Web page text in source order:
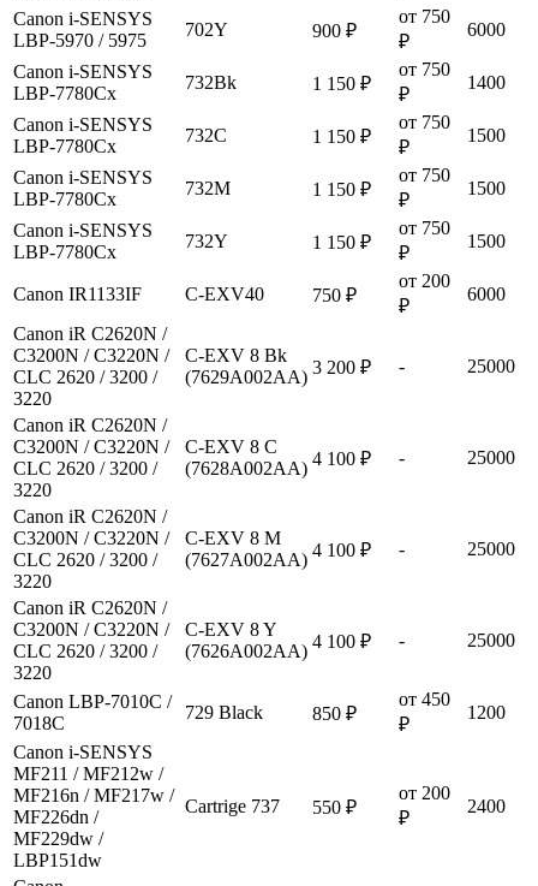
Canon i-SENSYS
LBP-5970 / 5975
702Y 900 ₽
от 750
₽
6000
Canon i-SENSYS
LBP-7780Cх
732Bk 1 150 ₽
от 750
₽
1400
Canon i-SENSYS
LBP-7780Cх
732C 1 150 ₽
от 750
₽
1500
Canon i-SENSYS
LBP-7780Cх
732M 1 150 ₽
от 750
₽
1500
Canon i-SENSYS
LBP-7780Cх
732Y 1 150 ₽
от 750
₽
1500
Canon IR1133IF C-EXV40 750 ₽
от 200
₽
6000
Canon iR C2620N /
C3200N / C3220N /
CLC 2620 / 3200 /
3220
C-EXV 8 Bk
(7629A002AA) 3 200 ₽ - 25000
Canon iR C2620N /
C3200N / C3220N /
CLC 2620 / 3200 /
3220
C-EXV 8 C
(7628A002AA) 4 100 ₽ - 25000
Canon iR C2620N /
C3200N / C3220N /
CLC 2620 / 3200 /
3220
C-EXV 8 M
(7627A002AA) 4 100 ₽ - 25000
Canon iR C2620N /
C3200N / C3220N /
CLC 2620 / 3200 /
3220
C-EXV 8 Y
(7626A002AA) 4 100 ₽ - 25000
Canon LBP-7010C /
7018C
729 Black 850 ₽
от 450
₽
1200
Canon i-SENSYS
MF211 / MF212w /
MF216n / MF217w /
MF226dn /
MF229dw /
LBP151dw
Cartrige 737 550 ₽
от 200
₽
2400